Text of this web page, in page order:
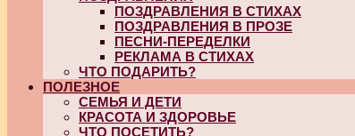
ПОЗДРАВЛЕНИЯ В СТИХАХ
ПОЗДРАВЛЕНИЯ В ПРОЗЕ
ПЕСНИ-ПЕРЕДЕЛКИ
РЕКЛАМА В СТИХАХ
ЧТО ПОДАРИТЬ?
ПОЛЕЗНОЕ
СЕМЬЯ И ДЕТИ
КРАСОТА И ЗДОРОВЬЕ
ЧТО ПОСЕТИТЬ?